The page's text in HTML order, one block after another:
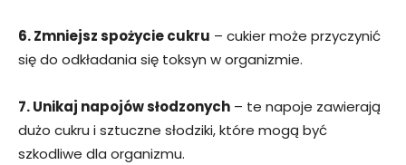
6. Zmniejsz spożycie cukru – cukier może przyczynić
się do odkładania się toksyn w organizmie.
7. Unikaj napojów słodzonych – te napoje zawierają
dużo cukru i sztuczne słodziki, które mogą być
szkodliwe dla organizmu.